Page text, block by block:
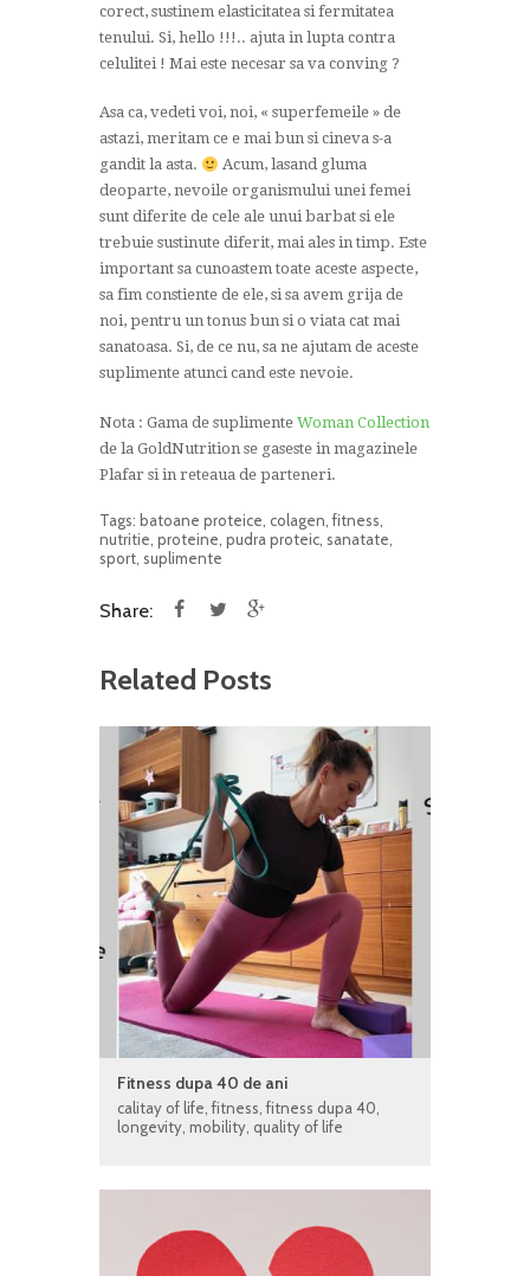
corect, sustinem elasticitatea si fermitatea
tenului. Si, hello !!!.. ajuta in lupta contra
celulitei ! Mai este necesar sa va conving ?
Asa ca, vedeti voi, noi, « superfemeile » de
astazi, meritam ce e mai bun si cineva s-a
gandit la asta.
Acum, lasand gluma
deoparte, nevoile organismului unei femei
sunt diferite de cele ale unui barbat si ele
trebuie sustinute diferit, mai ales in timp. Este
important sa cunoastem toate aceste aspecte,
sa fim constiente de ele, si sa avem grija de
noi, pentru un tonus bun si o viata cat mai
sanatoasa. Si, de ce nu, sa ne ajutam de aceste
suplimente atunci cand este nevoie.
Nota : Gama de suplimente Woman Collection
de la GoldNutrition se gaseste in magazinele
Plafar si in reteaua de parteneri.
Tags: batoane proteice, colagen,fitness,
nutritie, proteine, pudra proteic, sanatate,
sport, suplimente
Share:
Related Posts
Fitness dupa 40 de ani
calitay of life ,fitness ,fitness dupa 40
longevity mobility quality of life